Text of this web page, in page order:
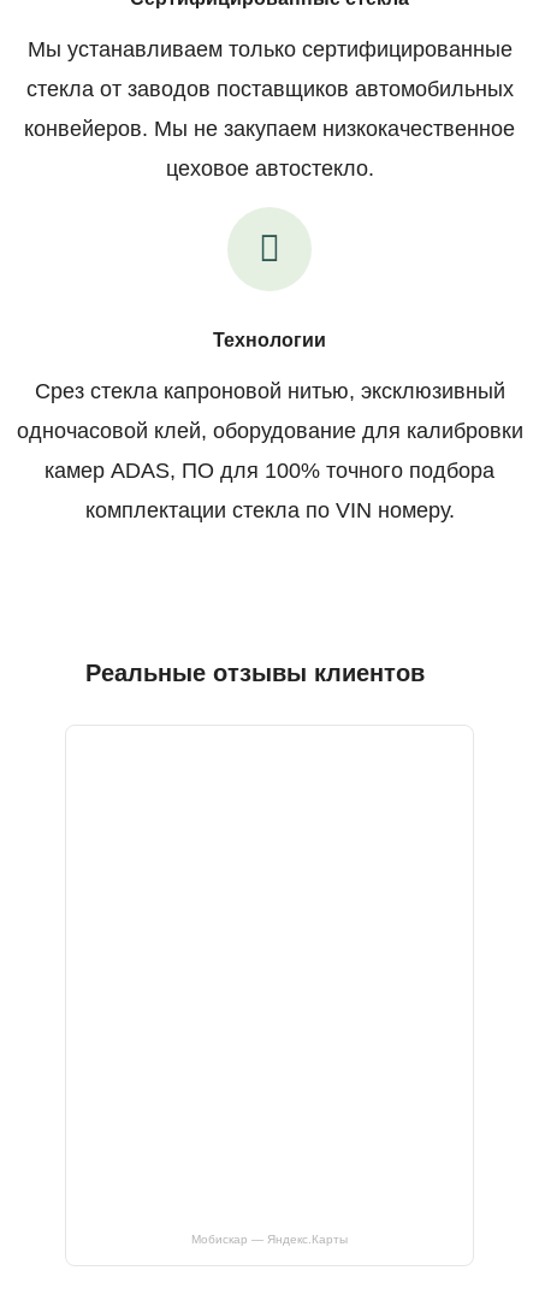
Мы устанавливаем только сертифицированные
стекла от заводов поставщиков автомобильных
конвейеров. Мы не закупаем низкокачественное
цеховое автостекло.
Технологии
Срез стекла капроновой нитью, эксклюзивный
одночасовой клей, оборудование для калибровки
камер ADAS, ПО для 100% точного подбора
комплектации стекла по VIN номеру.
Реальные отзывы клиентов
Мобискар — Яндекс.Карты